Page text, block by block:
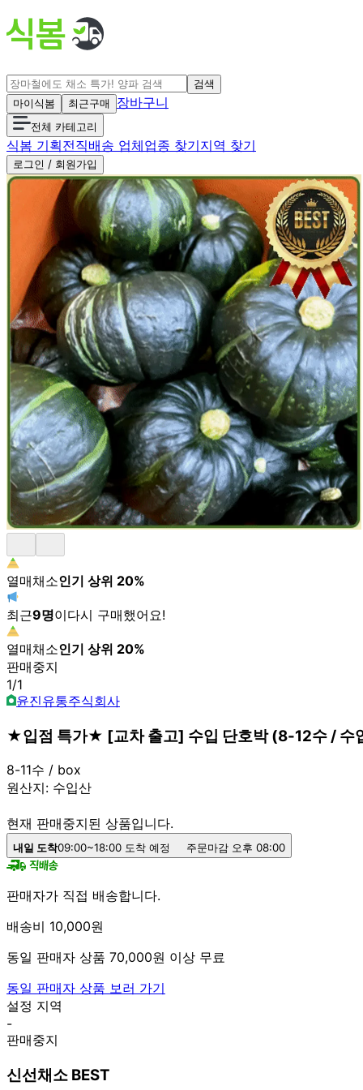
검색
마이식봄
최근구매 장바구니
전체 카테고리
식봄 기획전직배송 업체업종 찾기지역 찾기
로그인 / 회원가입
열매채소인기 상위 20%
최근9명이다시 구매했어요!
열매채소인기 상위 20%
판매중지
1/1
윤진유통주식회사
★입점 특가★ [교차 출고] 수입 단호박 (8-12수 / 수
8-11수 / box
원산지: 수입산
현재 판매중지된 상품입니다.
내일 도착09:00~18:00 도착 예정 주문마감 오후 08:00
판매자가 직접 배송합니다.
배송비 10,000원
동일 판매자 상품 70,000원 이상 무료
동일 판매자 상품 보러 가기
설정 지역
-
판매중지
신선채소 BEST